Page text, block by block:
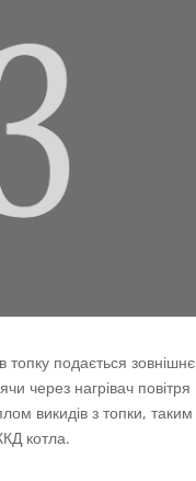
топку подається зовнішнє
через нагрівач повітря
викидів з топки, таким
котла.